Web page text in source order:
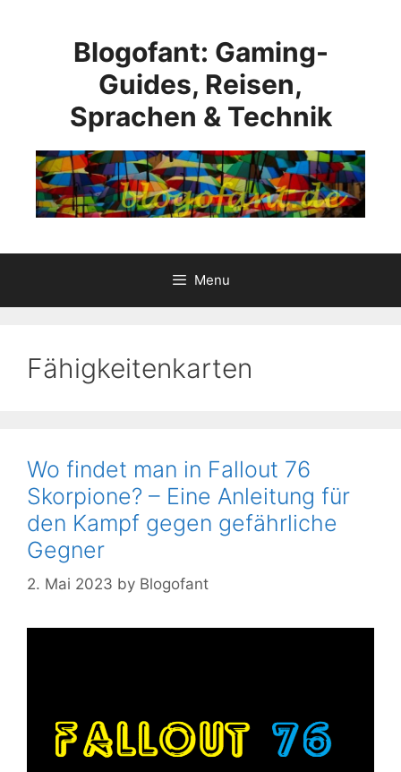
Blogofant: Gaming-
Guides, Reisen,
Sprachen & Technik
Menu
Fähigkeitenkarten
Wo findet man in Fallout 76
Skorpione? – Eine Anleitung für
den Kampf gegen gefährliche
Gegner
2. Mai 2023 by Blogofant